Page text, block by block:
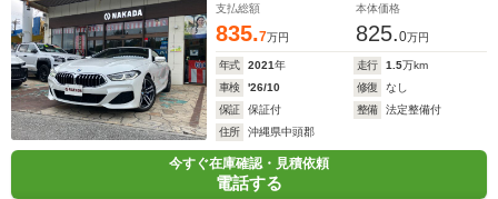
支払総額
835.7万円
本体価格
825.0万円
年式 2021年 走行 1.5万km
車検
'26/10 修復
なし
保証
保証付 整備
法定整備付
住所
沖縄県中頭郡
今すぐ在庫確認・見積依頼
電話する